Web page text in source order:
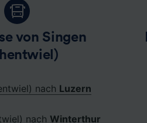
von Singen
nach Luzern
nach Winterthur